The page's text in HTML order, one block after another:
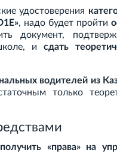
удостоверения
, надо будет пройти
документ,
и сдать
водителей из
только
«права» на